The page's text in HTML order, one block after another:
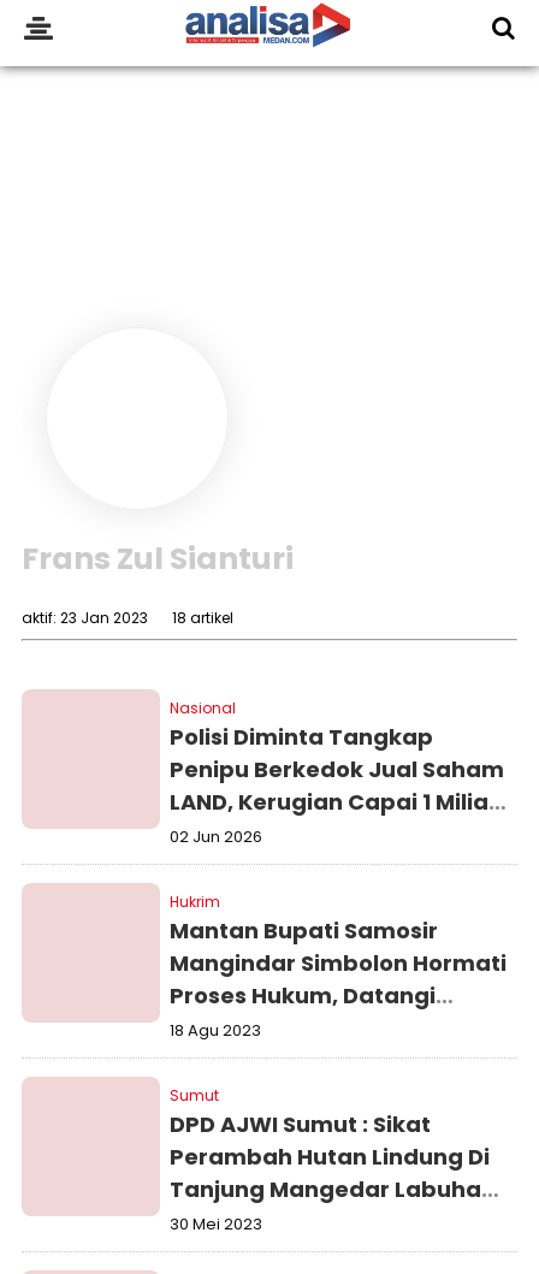
Frans Zul Sianturi
aktif: 23 Jan 2023 18 artikel
Nasional
Polisi Diminta Tangkap
Penipu Berkedok Jual Saham
LAND, Kerugian Capai 1 Miliar
Rupiah
02 Jun 2026
Hukrim
Mantan Bupati Samosir
Mangindar Simbolon Hormati
Proses Hukum, Datangi
Kejaksaan Tinggi Sumatera
Utara
18 Agu 2023
Sumut
DPD AJWI Sumut : Sikat
Perambah Hutan Lindung Di
Tanjung Mangedar Labuhan
Batu Utara
30 Mei 2023